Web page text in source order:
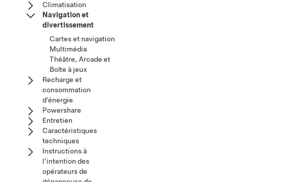
Climatisation
Navigation et
divertissement
Cartes et navigation
Multimédia
Théâtre, Arcade et
Boîte à jeux
Recharge et
consommation
d’énergie
Powershare
Entretien
Caractéristiques
techniques
Instructions à
l’intention des
opérateurs de